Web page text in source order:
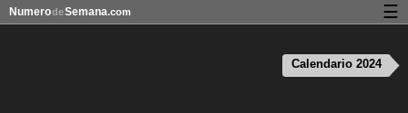
Calendario 2024
NumerodeSemana.com ☰